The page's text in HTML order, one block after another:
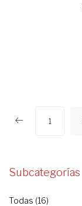
1
Subcategorías
Todas (16)